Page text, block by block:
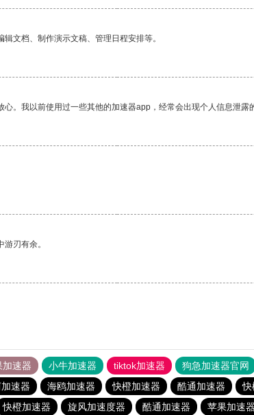
文档、制作演示文稿、管理日程安排等。
。我以前使用过一些其他的加速器app，经常会出现个人信息泄露
刃有余。
加速器 小牛加速器 tiktok加速器 狗急加速器官网
速器 海鸥加速器 快橙加速器 酷通加速器 快
快橙加速器 旋风加速度器 酷通加速器 苹果加速器